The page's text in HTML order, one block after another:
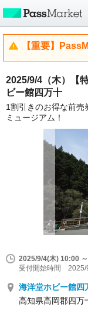
【重要】
2025/9/4（木）【
ビー館四万十
1割引きのお得な前
ミュージアム！
2025/9/4(木) 10:00
受付開始時間 2025/
海洋堂ホビー館四
高知県高岡郡四万